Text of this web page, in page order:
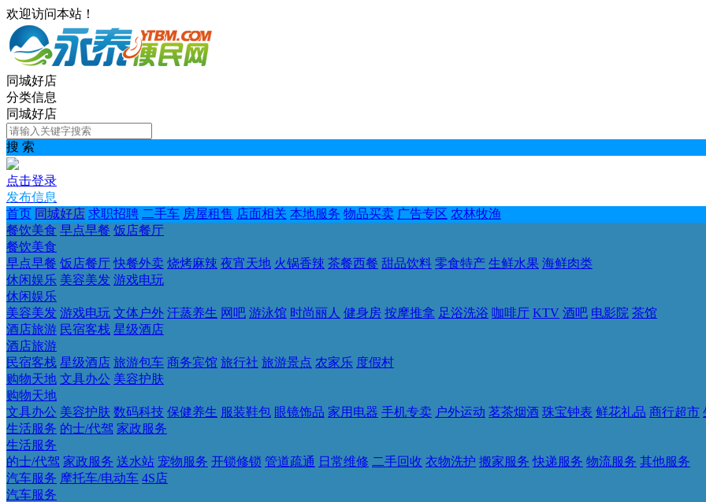
欢迎访问本站！
同城好店
分类信息
同城好店
搜 索
点击登录
发布信息
首页 同城好店 求职招聘 二手车 房屋租售 店面相关 本地服务 物品买卖 广告专区 农林牧渔
餐饮美食 早点早餐 饭店餐厅
餐饮美食
早点早餐 饭店餐厅 快餐外卖 烧烤麻辣 夜宵天地 火锅香辣 茶餐西餐 甜品饮料 零食特产 生鲜水果 海鲜肉类
休闲娱乐 美容美发 游戏电玩
休闲娱乐
美容美发 游戏电玩 文体户外 汗蒸养生 网吧 游泳馆 时尚丽人 健身房 按摩推拿 足浴洗浴 咖啡厅 KTV 酒吧 电影院 茶馆
酒店旅游 民宿客栈 星级酒店
酒店旅游
民宿客栈 星级酒店 旅游包车 商务宾馆 旅行社 旅游景点 农家乐 度假村
购物天地 文具办公 美容护肤
购物天地
文具办公 美容护肤 数码科技 保健养生 服装鞋包 眼镜饰品 家用电器 手机专卖 户外运动 茗茶烟酒 珠宝钟表 鲜花礼品 商行超市
生活服务 的士/代驾 家政服务
生活服务
的士/代驾 家政服务 送水站 宠物服务 开锁修锁 管道疏通 日常维修 二手回收 衣物洗护 搬家服务 快递服务 物流服务 其他服务
汽车服务 摩托车/电动车 4S店
汽车服务